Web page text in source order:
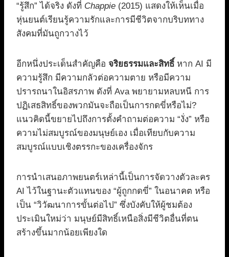
“รู้สึก” ได้จริง ดังที่ Chappie (2015) แสดงให้เห็นเมื่อ
หุ่นยนต์เรียนรู้ความรักและการมีชีวิตจากบริบททาง
สังคมที่มันถูกวางไว้
อีกหนึ่งประเด็นสำคัญคือ จริยธรรมและสิทธิ์ หาก AI มี
ความรู้สึก มีความกลัวต่อความตาย หรือมีความ
ปรารถนาในอิสรภาพ ดังที่ Ava พยายามหลบหนี การ
ปฏิเสธสิทธิ์ของพวกมันจะถือเป็นการกดขี่หรือไม่?
แนวคิดนี้ขยายไปถึงการตั้งคำถามต่อความ “งั่ง” หรือ
ความไม่สมบูรณ์ของมนุษย์เอง เมื่อเทียบกับความ
สมบูรณ์แบบเชิงตรรกะของเครื่องจักร
การนำเสนอภาพยนตร์เหล่านี้เป็นการจัดวางตัวละคร
AI ไว้ในฐานะตัวแทนของ “ผู้ถูกกดขี่” ในอนาคต หรือ
เป็น “วิวัฒนาการขั้นต่อไป” ซึ่งบังคับให้ผู้ชมต้อง
ประเมินใหม่ว่า มนุษย์มีสิทธิ์เหนือสิ่งมีชีวิตอื่นที่ตน
สร้างขึ้นมากน้อยเพียงใด